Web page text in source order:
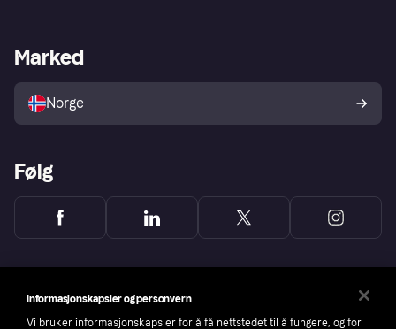
Utforsk butikker
Merchant portal
Marked
Norge
Følg
Informasjonskapsler og personvern
Vi bruker informasjonskapsler for å få nettstedet til å fungere, og for